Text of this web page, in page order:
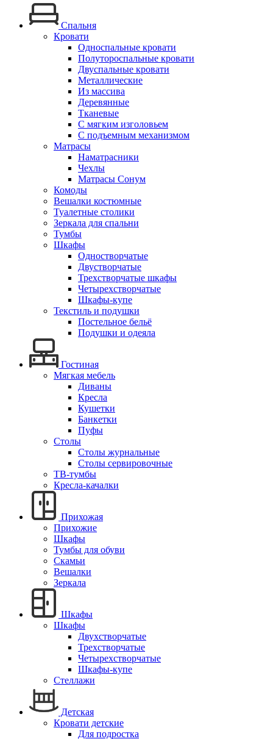
Спальня
Кровати
Односпальные кровати
Полутороспальные кровати
Двуспальные кровати
Металлические
Из массива
Деревянные
Тканевые
С мягким изголовьем
С подъемным механизмом
Матрасы
Наматрасники
Чехлы
Матрасы Сонум
Комоды
Вешалки костюмные
Туалетные столики
Зеркала для спальни
Тумбы
Шкафы
Одностворчатые
Двустворчатые
Трехстворчатые шкафы
Четырехстворчатые
Шкафы-купе
Текстиль и подушки
Постельное бельё
Подушки и одеяла
Гостиная
Мягкая мебель
Диваны
Кресла
Кушетки
Банкетки
Пуфы
Столы
Столы журнальные
Столы сервировочные
ТВ-тумбы
Кресла-качалки
Прихожая
Прихожие
Шкафы
Тумбы для обуви
Скамьи
Вешалки
Зеркала
Шкафы
Шкафы
Двухстворчатые
Трехстворчатые
Четырехстворчатые
Шкафы-купе
Стеллажи
Детская
Кровати детские
Для подростка